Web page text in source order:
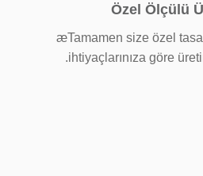
Özel Ölçülü
æTamamen size özel
ihtiyaçlarınıza göre